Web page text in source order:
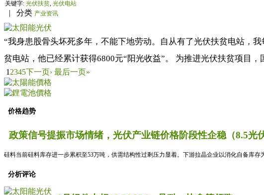
关键字: 光伏扶贫, 光伏电站
| 分类 产业资讯
“我身患股骨头坏死多年，不能下地劳动。自从有了光伏扶贫电站，
贫电站，他已经累计获得6800元“阳光收益”。 为推进光伏扶贫项目
1 2345下一页› 最后一页»
价格趋势
政策信号提振市场情绪，光伏产业链价格阶段性企稳（8.5光
硅料当前硅料库存进一步累积至53万吨，供需结构性过剩压力显着。下游拉晶企业以消化自备库
分析评论